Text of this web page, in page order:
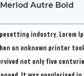
Merlod Autre Bold